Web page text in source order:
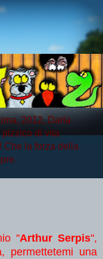
2012, Darla
pizzico di vita
Che la forza della
"Arthur Serpis",
permettetemi una